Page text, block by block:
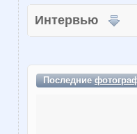
Интервью
Последние